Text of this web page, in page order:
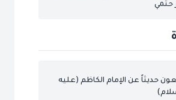
حتمي
حديثاً عن الإمام الكاظم (عليه